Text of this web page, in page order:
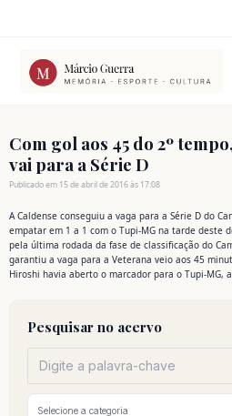
conteúdo
Com gol aos 45 do 2º
vai para a Série D
Publicado em 15 de abril de 2016 às 17:08
A Caldense conseguiu a vaga para a Série D do
empatar em 1 a 1 com o Tupi-MG na tarde deste
pela última rodada da fase de classificação do
garantiu a vaga para a Veterana veio aos 45
Hiroshi havia aberto o marcador para o Tupi-MG,
Pesquisar no acervo